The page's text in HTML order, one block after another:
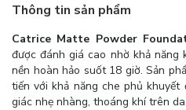
Thông tin sản phẩm
Catrice Matte Powder
được đánh giá cao nhờ khả năng
nền hoàn hảo suốt 18 giờ. Sản
tiến với khả năng che phủ khuyết
giác nhẹ nhàng, thoáng khí trên da.